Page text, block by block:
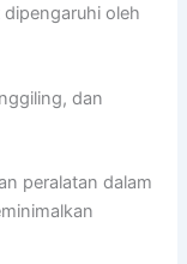
oleh
dan
peralatan dalam